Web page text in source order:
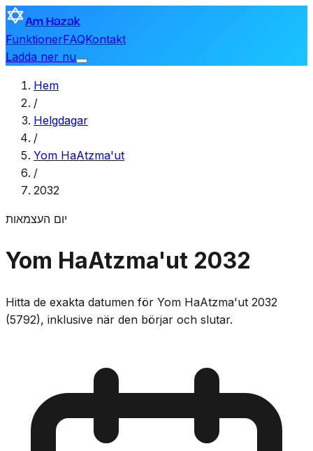
Am Hazak
FunktionerFAQKontakt
Ladda ner nu
Hem
/
Helgdagar
/
Yom HaAtzma'ut
/
2032
יום העצמאות
Yom HaAtzma'ut 2032
Hitta de exakta datumen för Yom HaAtzma'ut 2032
(5792), inklusive när den börjar och slutar.